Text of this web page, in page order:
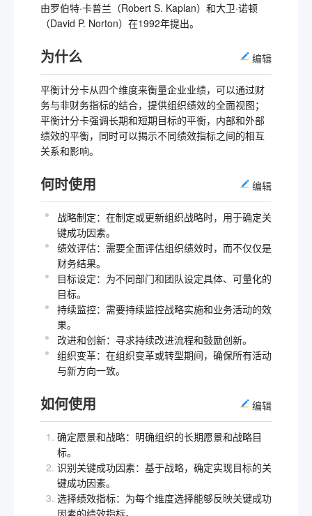
由罗伯特·卡普兰（Robert S. Kaplan）和大卫·诺顿
（David P. Norton）在1992年提出。
为什么 编辑
平衡计分卡从四个维度来衡量企业业绩，可以通过财
务与非财务指标的结合，提供组织绩效的全面视图；
平衡计分卡强调长期和短期目标的平衡，内部和外部
绩效的平衡，同时可以揭示不同绩效指标之间的相互
关系和影响。
何时使用 编辑
战略制定：在制定或更新组织战略时，用于确定关
键成功因素。
绩效评估：需要全面评估组织绩效时，而不仅仅是
财务结果。
目标设定：为不同部门和团队设定具体、可量化的
目标。
持续监控：需要持续监控战略实施和业务活动的效
果。
改进和创新：寻求持续改进流程和鼓励创新。
组织变革：在组织变革或转型期间，确保所有活动
与新方向一致。
如何使用 编辑
确定愿景和战略：明确组织的长期愿景和战略目
标。
识别关键成功因素：基于战略，确定实现目标的关
键成功因素。
选择绩效指标：为每个维度选择能够反映关键成功